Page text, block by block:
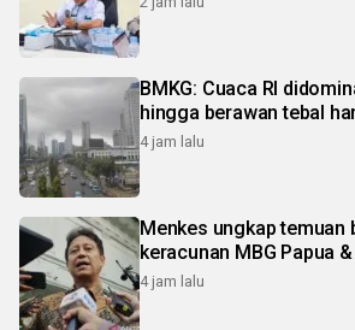
BMKG: Cuaca RI
hingga berawan tebal
4 jam lalu
Menkes ungkap temuan
keracunan MBG Papua
4 jam lalu